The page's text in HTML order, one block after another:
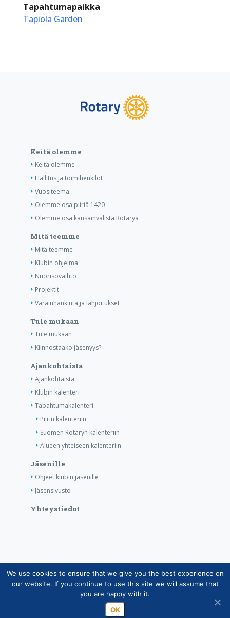
Tapahtumapaikka
Tapiola Garden
Keitä olemme
Keitä olemme
Hallitus ja toimihenkilöt
Vuositeema
Olemme osa piiriä 1420
Olemme osa kansainvälistä Rotarya
Mitä teemme
Mitä teemme
Klubin ohjelma
Nuorisovaihto
Projektit
Varainhankinta ja lahjoitukset
Tule mukaan
Tule mukaan
Kiinnostaako jäsenyys?
Ajankohtaista
Ajankohtaista
Klubin kalenteri
Tapahtumakalenteri
Piirin kalenteriin
Suomen Rotaryn kalenteriin
Alueen yhteiseen kalenteriin
Jäsenille
Ohjeet klubin jäsenille
Jäsensivusto
Yhteystiedot
Copyright © Suomen Rotarypalvelu ry 2026 |
Jäsentietojärjestelmän tietosuojaseloste|Henkilötietojen
käsittely Rotarytoiminnassa
We use cookies to ensure that we give you the best experience on
our website. If you continue to use this site we will assume that
you are happy with it.
OK